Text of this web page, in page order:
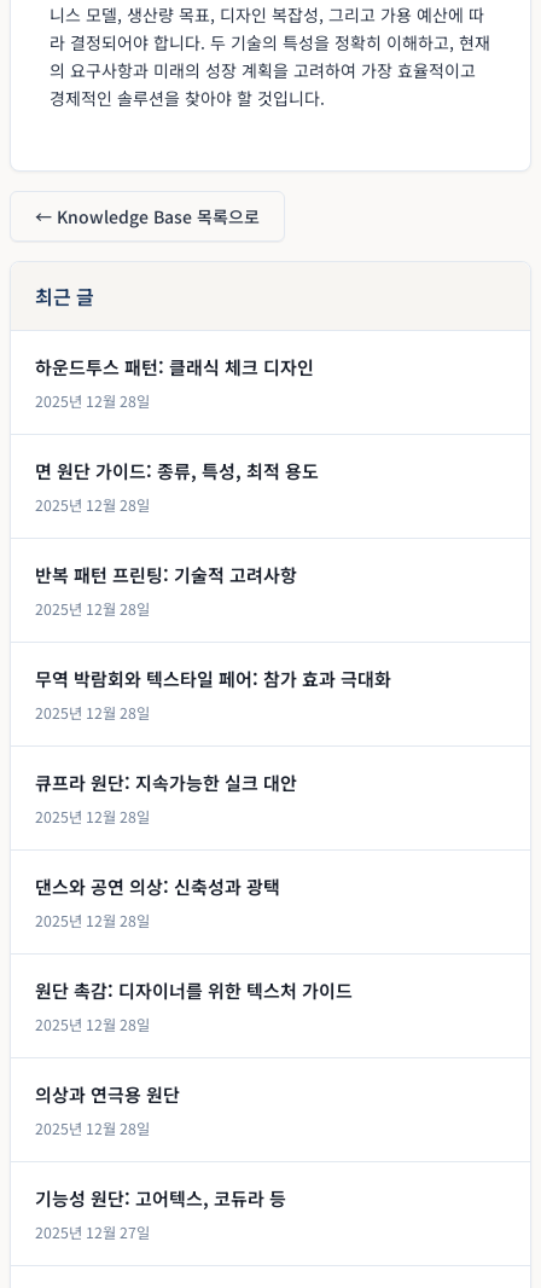
니스 모델, 생산량 목표, 디자인 복잡성, 그리고 가용 예산에 따
라 결정되어야 합니다. 두 기술의 특성을 정확히 이해하고, 현재
의 요구사항과 미래의 성장 계획을 고려하여 가장 효율적이고
경제적인 솔루션을 찾아야 할 것입니다.
← Knowledge Base 목록으로
최근 글
하운드투스 패턴: 클래식 체크 디자인
2025년 12월 28일
면 원단 가이드: 종류, 특성, 최적 용도
2025년 12월 28일
반복 패턴 프린팅: 기술적 고려사항
2025년 12월 28일
무역 박람회와 텍스타일 페어: 참가 효과 극대화
2025년 12월 28일
큐프라 원단: 지속가능한 실크 대안
2025년 12월 28일
댄스와 공연 의상: 신축성과 광택
2025년 12월 28일
원단 촉감: 디자이너를 위한 텍스처 가이드
2025년 12월 28일
의상과 연극용 원단
2025년 12월 28일
기능성 원단: 고어텍스, 코듀라 등
2025년 12월 27일